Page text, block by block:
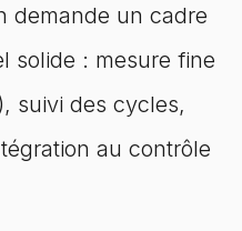
demande un cadre
solide : mesure fine
suivi des cycles,
au contrôle